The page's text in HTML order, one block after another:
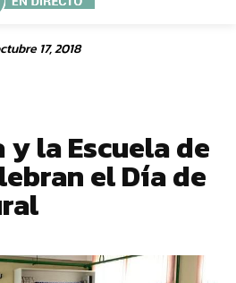
17, 2018
la Escuela de
el Día de